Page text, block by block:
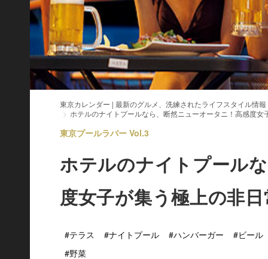
東京カレンダー | 最新のグルメ、洗練されたライフスタイル情報
ホテルのナイトプールなら、断然ニューオータニ！高感度
東京プールラバー Vol.3
ホテルのナイトプール
度女子が集う極上の非
#テラス #ナイトプール #ハンバーガー
#ビール
#野菜